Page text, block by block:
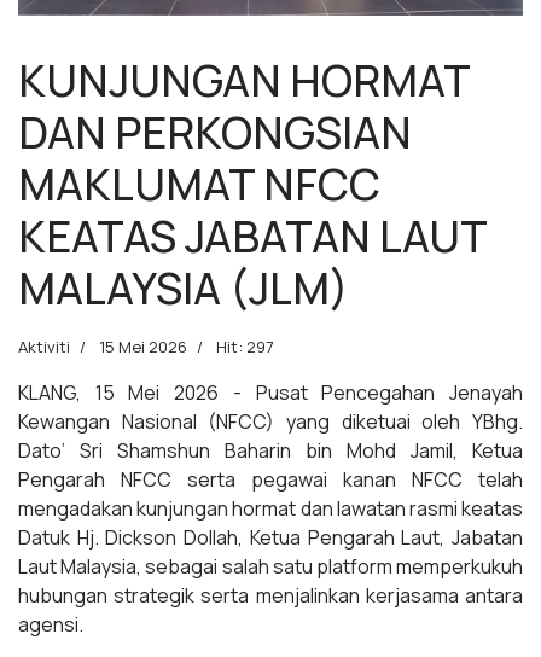
KUNJUNGAN HORMAT
DAN PERKONGSIAN
MAKLUMAT NFCC
KEATAS JABATAN LAUT
MALAYSIA (JLM)
Aktiviti 15 Mei 2026 Hit: 297
KLANG, 15 Mei 2026 - Pusat Pencegahan Jenayah
Kewangan Nasional (NFCC) yang diketuai oleh YBhg.
Dato’ Sri Shamshun Baharin bin Mohd Jamil, Ketua
Pengarah NFCC serta pegawai kanan NFCC telah
mengadakan kunjungan hormat dan lawatan rasmi keatas
Datuk Hj. Dickson Dollah, Ketua Pengarah Laut, Jabatan
Laut Malaysia, sebagai salah satu platform memperkukuh
hubungan strategik serta menjalinkan kerjasama antara
agensi.